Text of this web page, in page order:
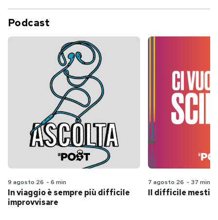
Podcast
9 agosto 26 - 6 min
In viaggio è sempre più difficile
improvvisare
7 agosto 26 - 37 min
Il difficile